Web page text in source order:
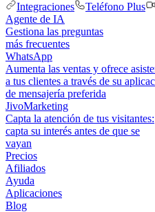
Integraciones
Teléfono Plus
Agente de IA
Gestiona las preguntas
más frecuentes
WhatsApp
Aumenta las ventas y ofrece
a tus clientes a través de su
de mensajería preferida
JivoMarketing
Capta la atención de tus visitantes:
capta su interés antes de que se
vayan
Precios
Afiliados
Ayuda
Aplicaciones
Blog